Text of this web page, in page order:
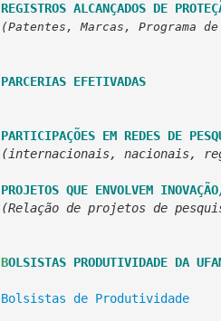
REGISTROS ALCANÇADOS DE
(Patentes, Marcas, Programa
PARCERIAS EFETIVADAS
PARTICIPAÇÕES EM REDES DE
(internacionais, nacionais,
PROJETOS QUE ENVOLVEM
(Relação de projetos de
BOLSISTAS PRODUTIVIDADE DA
Bolsistas de Produtividade